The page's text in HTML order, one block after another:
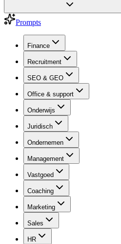
Prompts
Finance
Recruitment
SEO & GEO
Office & support
Onderwijs
Juridisch
Ondernemen
Management
Vastgoed
Coaching
Marketing
Sales
HR